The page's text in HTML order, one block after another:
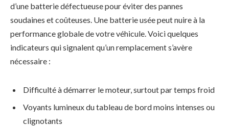
d’une batterie défectueuse pour éviter des pannes
soudaines et coûteuses. Une batterie usée peut nuire à la
performance globale de votre véhicule. Voici quelques
indicateurs qui signalent qu’un remplacement s’avère
nécessaire :
Difficulté à démarrer le moteur, surtout par temps froid
Voyants lumineux du tableau de bord moins intenses ou
clignotants